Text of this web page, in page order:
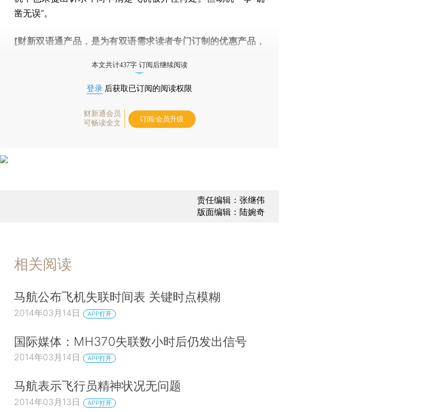
凿无误”。
[财新双语通产品，是为有双语需求读者专门订制的优惠产品，
本文共计437字 订阅后继续阅读
登录 后获取已订阅的阅读权限
财新通会员
可畅读全文
订阅/会员升级
责任编辑：张继伟
版面编辑：陆婉奇
相关阅读
马航公布飞机失联时间表 关键时点模糊
2014年03月14日 APP打开
国际媒体：MH370失联数小时后仍发出信号
2014年03月14日 APP打开
马航表示飞行员精神状况无问题
2014年03月13日 APP打开